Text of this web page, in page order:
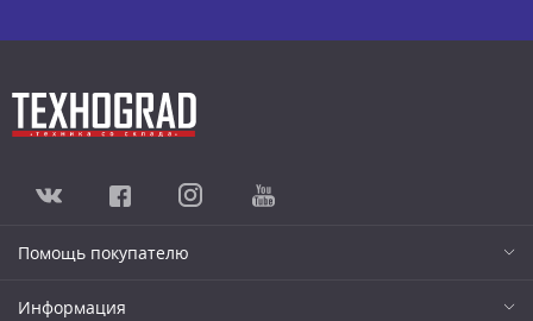
Помощь покупателю
Информация